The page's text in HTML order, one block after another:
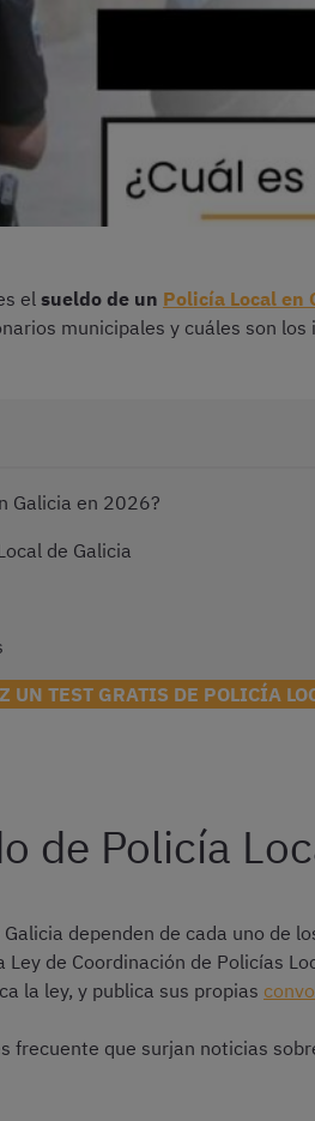
elsueldo de un Policía Local en
municipales y cuáles son
Galicia en 2026?
de Galicia
UN TEST GRATIS DE POLICÍA
de Policía
dependen de cada uno de
de Coordinación de Policías
la ley, y publica sus propias
frecuente que surjan noticias